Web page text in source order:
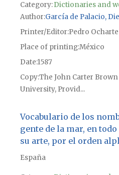
Category:Dictionaries and
Author García de Palacio,
Printer/Editor Pedro Ocharte
Place of printingMéxico
Date1587
CopyThe John Carter
University, Provid...
Vocabulario de los
gente de la mar, en
su arte, por el orden
España